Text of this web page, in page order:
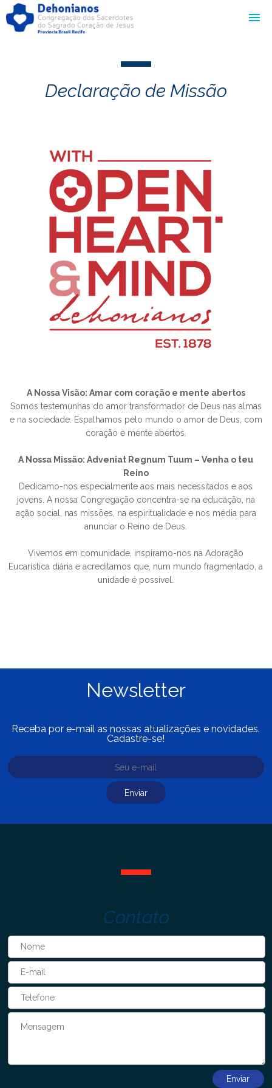
Declaração de Missão
A Nossa Visão: Amar com coração e mente abertos
Somos testemunhas do amor transformador de Deus nas almas
e na sociedade. Espalhamos pelo mundo o amor de Deus, com
coração e mente abertos.
A Nossa Missão: Adveniat Regnum Tuum – Venha o teu
Reino
Dedicamo-nos especialmente aos mais necessitados e aos
jovens. A nossa Congregação concentra-se na educação, na
ação social, nas missões, na espiritualidade e nos média para
anunciar o Reino de Deus.
Vivemos em comunidade, inspiramo-nos na Adoração
Eucarística diária e acreditamos que, num mundo fragmentado, a
unidade é possível.
Newsletter
Receba por e-mail as nossas atualizações e novidades.
Cadastre-se!
Contato